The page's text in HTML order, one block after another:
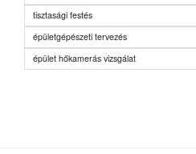
tisztasági festés
épületgépészeti tervezés
épület hőkamerás vizsgálat